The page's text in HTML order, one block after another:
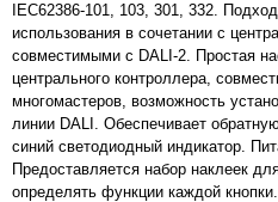
IEC62386-101, 103, 301, 332.
использования в сочетании с
совместимыми с DALI-2. Простая
центрального контроллера,
многомастеров, возможность
линии DALI. Обеспечивает
синий светодиодный индикатор.
Предоставляется набор наклеек
определять функции каждой